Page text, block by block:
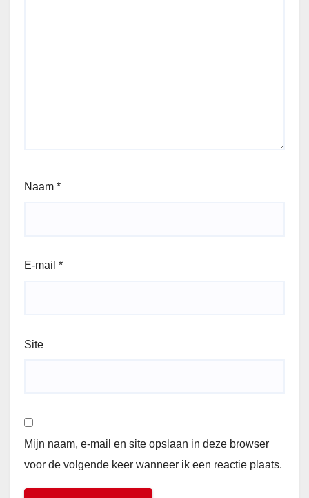
Naam *
E-mail *
Site
Mijn naam, e-mail en site opslaan in deze browser
voor de volgende keer wanneer ik een reactie plaats.